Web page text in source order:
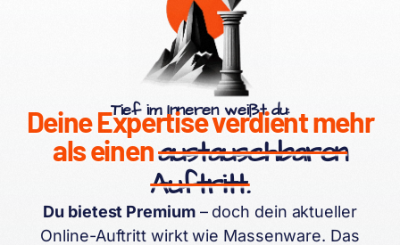
Tief im Inneren weißt du:
Deine Expertise verdient mehr
als einenaustauschbaren
Auftritt.
Du bietest Premium– doch dein aktueller
Online-Auftritt wirkt wie Massenware. Das